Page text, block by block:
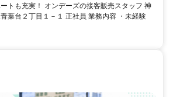
トも充実！ オンデーズの接客販売スタッフ 神
葉台２丁目１－１ 正社員 業務内容 ・未経験